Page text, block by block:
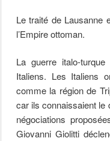
Le traité de Lausanne
l’Empire ottoman.
La guerre italo-
Italiens. Les Italiens
comme la région de
car ils connaissaient le
négociations
Giovanni Giolitti